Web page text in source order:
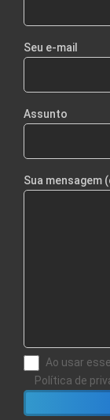
Seu e-mail
Assunto
Sua mensagem
Ao usar
Política de